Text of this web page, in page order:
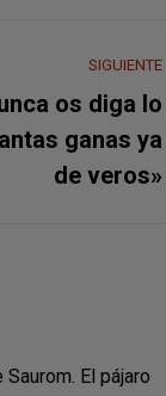
SIGUIENTE
os diga lo
ganas ya
de veros»
El pájaro